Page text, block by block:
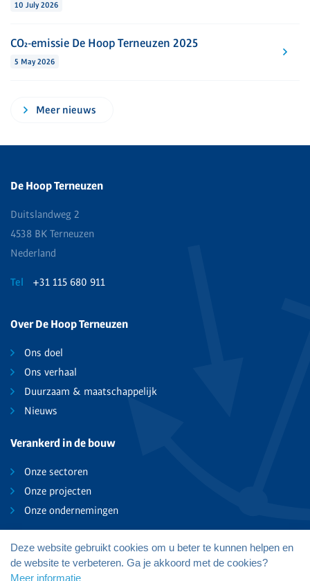
Deze website gebruikt cookies om u beter te kunnen helpen en
de website te verbeteren. Ga je akkoord met de cookies?
Meer informatie
10 July 2026
CO₂-emissie De Hoop Terneuzen 2025
5 May 2026
Meer nieuws
De Hoop Terneuzen
Duitslandweg 2
4538 BK Terneuzen
Nederland
Tel +31 115 680 911
Over De Hoop Terneuzen
Ons doel
Ons verhaal
Duurzaam & maatschappelijk
Nieuws
Verankerd in de bouw
Onze sectoren
Onze projecten
Onze ondernemingen